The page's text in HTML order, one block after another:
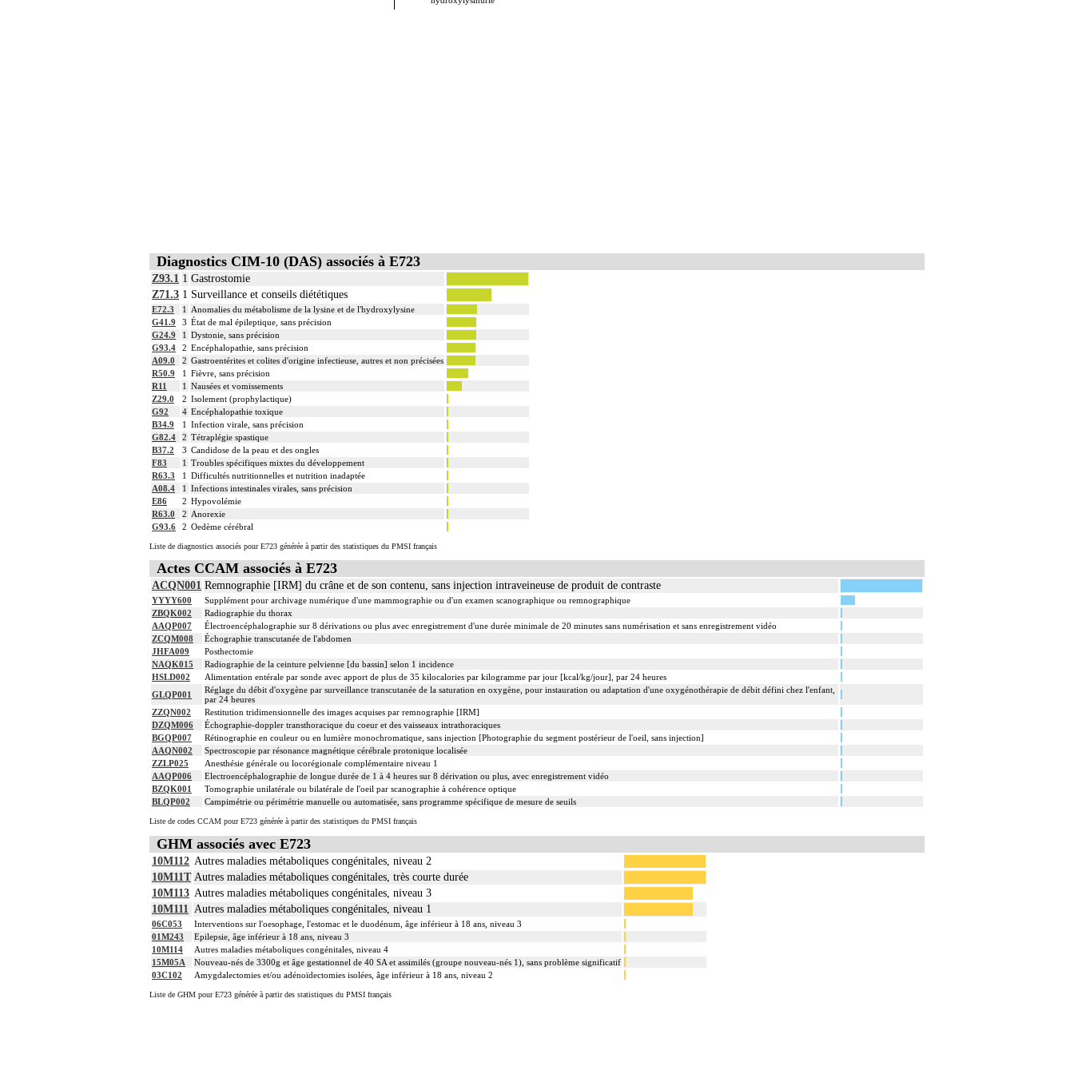
Diagnostics CIM-10 (DAS) associés à E723
Z93.1 1 Gastrostomie
Z71.3 1 Surveillance et conseils diététiques
E72.3 1
Anomalies du métabolisme de la lysine et de l'hydroxylysine
G41.9
3 État de mal épileptique, sans précision
G24.9
1 Dystonie, sans précision
G93.4
2 Encéphalopathie, sans précision
A09.0
2 Gastroentérites et colites d'origine infectieuse, autres et non précisées
R50.9
1 Fièvre, sans précision
R11
1 Nausées et vomissements
Z29.0
2 Isolement (prophylactique)
G92
4 Encéphalopathie toxique
B34.9
1 Infection virale, sans précision
G82.4
2 Tétraplégie spastique
B37.2
3 Candidose de la peau et des ongles
F83
1 Troubles spécifiques mixtes du développement
R63.3
1 Difficultés nutritionnelles et nutrition inadaptée
A08.4
1 Infections intestinales virales, sans précision
E86
2 Hypovolémie
R63.0
2 Anorexie
G93.6
2 Oedème cérébral
Liste de diagnostics associés pour E723 générée à partir des statistiques du PMSI français
Actes CCAM associés à E723
ACQN001 Remnographie [IRM] du crâne et de son contenu, sans injection intraveineuse de produit de contraste
YYYY600
Supplément pour archivage numérique d'une mammographie ou d'un examen scanographique ou remnographique
ZBQK002
Radiographie du thorax
AAQP007
Électroencéphalographie sur 8 dérivations ou plus avec enregistrement d'une durée minimale de 20 minutes sans numérisation et sans enregistrement vidéo
ZCQM008
Échographie transcutanée de l'abdomen
JHFA009
Posthectomie
NAQK015
Radiographie de la ceinture pelvienne [du bassin] selon 1 incidence
HSLD002
Alimentation entérale par sonde avec apport de plus de 35 kilocalories par kilogramme par jour [kcal/kg/jour], par 24 heures
GLQP001
Réglage du débit d'oxygène par surveillance transcutanée de la saturation en oxygène, pour instauration ou adaptation d'une oxygénothérapie de débit défini chez l'enfant,
par 24 heures
ZZQN002
Restitution tridimensionnelle des images acquises par remnographie [IRM]
DZQM006
Échographie-doppler transthoracique du coeur et des vaisseaux intrathoraciques
BGQP007
Rétinographie en couleur ou en lumière monochromatique, sans injection [Photographie du segment postérieur de l'oeil, sans injection]
AAQN002
Spectroscopie par résonance magnétique cérébrale protonique localisée
ZZLP025
Anesthésie générale ou locorégionale complémentaire niveau 1
AAQP006
Electroencéphalographie de longue durée de 1 à 4 heures sur 8 dérivation ou plus, avec enregistrement vidéo
BZQK001
Tomographie unilatérale ou bilatérale de l'oeil par scanographie à cohérence optique
BLQP002
Campimétrie ou périmétrie manuelle ou automatisée, sans programme spécifique de mesure de seuils
Liste de codes CCAM pour E723 générée à partir des statistiques du PMSI français
GHM associés avec E723
10M112 Autres maladies métaboliques congénitales, niveau 2
10M11T Autres maladies métaboliques congénitales, très courte durée
10M113 Autres maladies métaboliques congénitales, niveau 3
10M111
Autres maladies métaboliques congénitales, niveau 1
06C053
Interventions sur l'oesophage, l'estomac et le duodénum, âge inférieur à 18 ans, niveau 3
01M243
Epilepsie, âge inférieur à 18 ans, niveau 3
10M114
Autres maladies métaboliques congénitales, niveau 4
15M05A
Nouveau-nés de 3300g et âge gestationnel de 40 SA et assimilés (groupe nouveau-nés 1), sans problème significatif
03C102
Amygdalectomies et/ou adénoïdectomies isolées, âge inférieur à 18 ans, niveau 2
Liste de GHM pour E723 générée à partir des statistiques du PMSI français